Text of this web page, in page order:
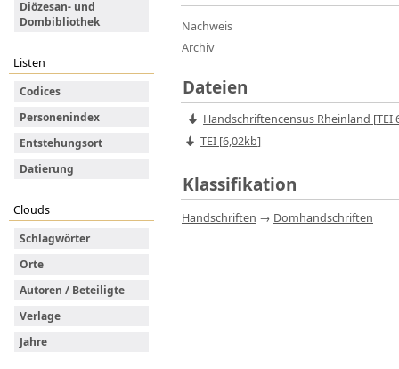
Diözesan- und
Dombibliothek
Listen
Codices
Personenindex
Entstehungsort
Datierung
Clouds
Schlagwörter
Orte
Autoren / Beteiligte
Verlage
Jahre
Nachweis
Archiv
Dateien
Handschriftencensus Rheinland [TEI
TEI [6,02kb]
Klassifikation
Handschriften → Domhandschriften